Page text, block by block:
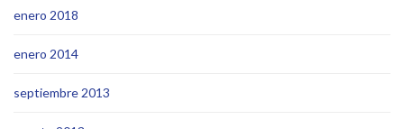
enero 2018
enero 2014
septiembre 2013